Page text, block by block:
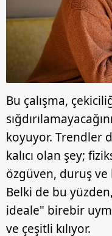
Bu çalışma,
koyuyor. Trendler
kalıcı olan şey;
özgüven, duruş
Belki de bu
ideale" birebir
ve çeşitli kılıyor.